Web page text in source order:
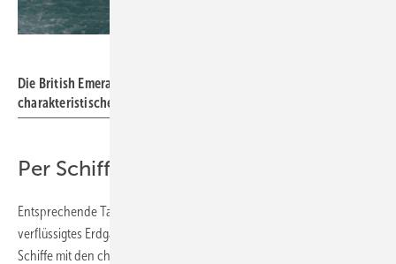
Die British Emerald ausgestattet mit Membrantanks statt der
charakteristischen Kugeltanks
Per Schiff um die Welt
Entsprechende Tankschiffe für LNG (Liquefied Natural Gas also
verflüssigtes Erdgas) sind seit 1959 rund um die Welt unterwegs.
Schiffe mit den charakteristischen Kugeltanks sind jene älteren